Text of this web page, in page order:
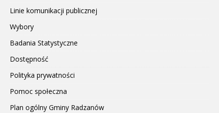
Linie komunikacji publicznej
Wybory
Badania Statystyczne
Dostępność
Polityka prywatności
Pomoc społeczna
Plan ogólny Gminy Radzanów